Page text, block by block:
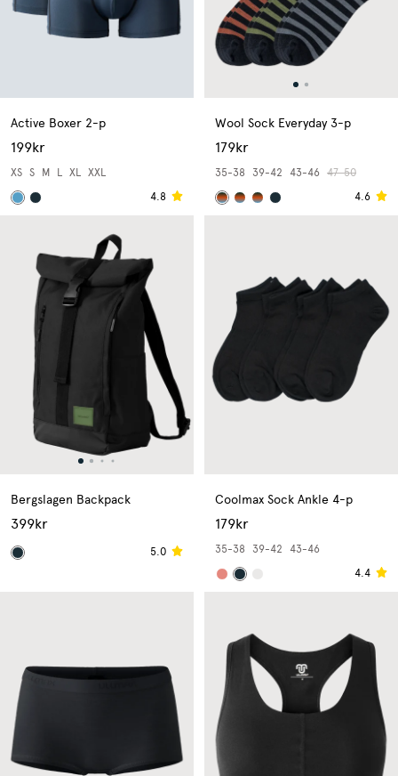
Active Boxer 2-p
199kr
XS S M L XL XXL
4.8
Wool Sock Everyday 3-p
179kr
35-38 39-42 43-46
47-50
4.6
Bergslagen Backpack
399kr
5.0
Coolmax Sock Ankle 4-p
179kr
35-38 39-42
43-46
4.4